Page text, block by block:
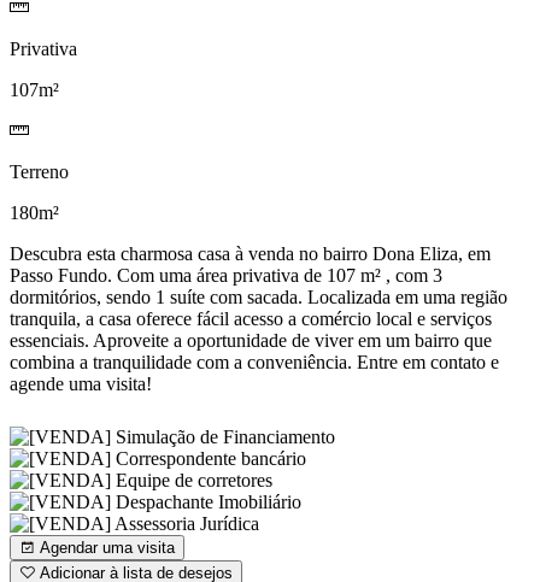
Privativa
107m²
Terreno
180m²
Descubra esta charmosa casa à venda no bairro Dona Eliza, em
Passo Fundo. Com uma área privativa de 107 m² , com 3
dormitórios, sendo 1 suíte com sacada. Localizada em uma região
tranquila, a casa oferece fácil acesso a comércio local e serviços
essenciais. Aproveite a oportunidade de viver em um bairro que
combina a tranquilidade com a conveniência. Entre em contato e
agende uma visita!
Agendar uma visita
Adicionar à lista de desejos